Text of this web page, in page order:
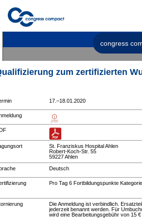
congress
zum zertifizierten
17.–18.01.2020
St. Franziskus Hospital Ahlen
Robert-Koch-Str. 55
59227 Ahlen
Deutsch
Pro Tag 6 Fortbildungspunkte
Die Anmeldung ist verbindlich.
jederzeit benannt werden. Für
wird eine Bearbeitungsgebühr von 15 €